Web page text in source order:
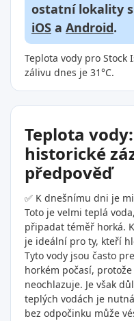
ostatní lokality
iOS a Android.
Teplota vody pro Stock
zálivu dnes je 31°C.
Teplota
historické
předpověď
✅ K dnešnímu dni je
Toto je velmi teplá
připadat téměř horká.
je ideální pro ty, kteří
Tyto vody jsou často
horkém počasí,
neochlazuje. Je však
teplých vodách je
bez odpočinku může